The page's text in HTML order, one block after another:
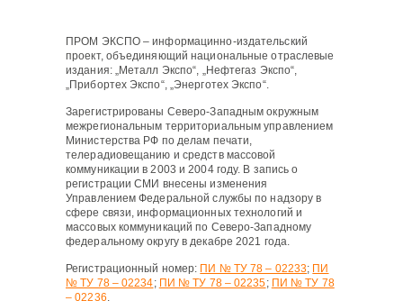
Регистрационный номер: ПИ № ТУ 78 – 02233; ПИ
№ ТУ 78 – 02234; ПИ № ТУ 78 – 02235; ПИ № ТУ 78
– 02236
Зарегистрированы Северо-Западным окружным
межрегиональным территориальным управлением
Министерства РФ по делам печати,
телерадиовещанию и средств массовой
коммуникации в 2003 и 2004 году. В запись о
регистрации СМИ внесены изменения
Управлением Федеральной службы по надзору в
сфере связи, информационных технологий и
массовых коммуникаций по Северо-Западному
федеральному округу в декабре 2021 года.
ПРОМ ЭКСПО – информацинно-издательский
проект, объединяющий национальные отраслевые
издания: „Металл Экспо“, „Нефтегаз Экспо“,
„Прибортех Экспо“, „Энерготех Экспо“.